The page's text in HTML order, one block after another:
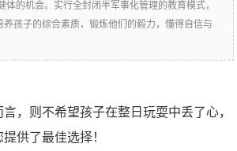
的机会。实行全封闭半军事化管理的教育模式，
孩子的综合素质，锻炼他们的毅力，懂得自信与
，则不希望孩子在整日玩耍中丢了心，
供了最佳选择！